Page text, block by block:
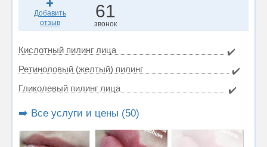
Добавить
отзыв
61
звонок
Кислотный пилинг лица
✔️
Ретиноловый (желтый) пилинг
✔️
Гликолевый пилинг лица
✔️
➡️ Все услуги и цены (50)